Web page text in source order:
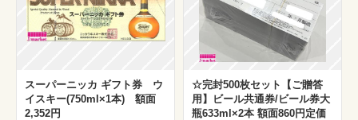
スーパーニッカ ギフト券 ウ
イスキー(750ml×1本) 額面
2,352円
☆完封500枚セット【ご贈答
用】ビール共通券/ビール券大
瓶633ml×2本 額面860円定価